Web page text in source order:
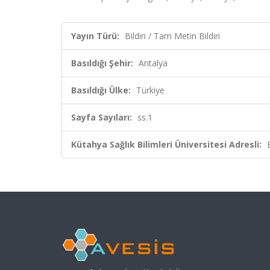
Yayın Türü: Bildiri / Tam Metin Bildiri
Basıldığı Şehir: Antalya
Basıldığı Ülke: Türkiye
Sayfa Sayıları: ss.1
Kütahya Sağlık Bilimleri Üniversitesi Adresli: